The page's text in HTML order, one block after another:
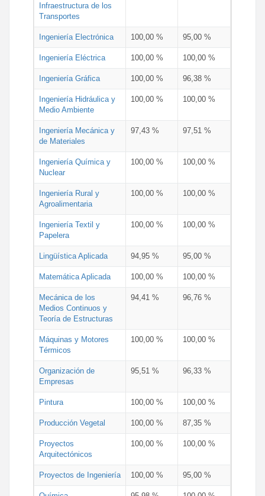
Infraestructura de los
Transportes
Ingeniería Electrónica 100,00 % 95,00 %
Ingeniería Eléctrica 100,00 % 100,00 %
Ingeniería Gráfica 100,00 % 96,38 %
Ingeniería Hidráulica y
Medio Ambiente
100,00 % 100,00 %
Ingeniería Mecánica y
de Materiales
97,43 % 97,51 %
Ingeniería Química y
Nuclear
100,00 % 100,00 %
Ingeniería Rural y
Agroalimentaria
100,00 % 100,00 %
Ingeniería Textil y
Papelera
100,00 % 100,00 %
Lingüística Aplicada 94,95 % 95,00 %
Matemática Aplicada 100,00 % 100,00 %
Mecánica de los
Medios Continuos y
Teoría de Estructuras
94,41 % 96,76 %
Máquinas y Motores
Térmicos
100,00 % 100,00 %
Organización de
Empresas
95,51 % 96,33 %
Pintura 100,00 % 100,00 %
Producción Vegetal 100,00 % 87,35 %
Proyectos
Arquitectónicos
100,00 % 100,00 %
Proyectos de Ingeniería 100,00 % 95,00 %